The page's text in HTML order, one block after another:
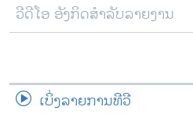
ວີດີໂອ ອັງກິດສຳລັບລາຍງານ
ເບິ່ງລາຍການທີວີ